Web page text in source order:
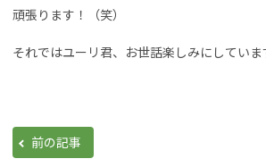
頑張ります！（笑）
それではユーリ君、お世話楽しみにしていま
前の記事